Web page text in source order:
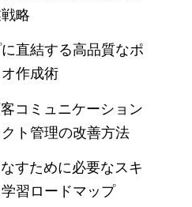
略
直結する高品質なポ
作成術
コミュニケーション
ト管理の改善方法
すために必要なスキ
習ロードマップ